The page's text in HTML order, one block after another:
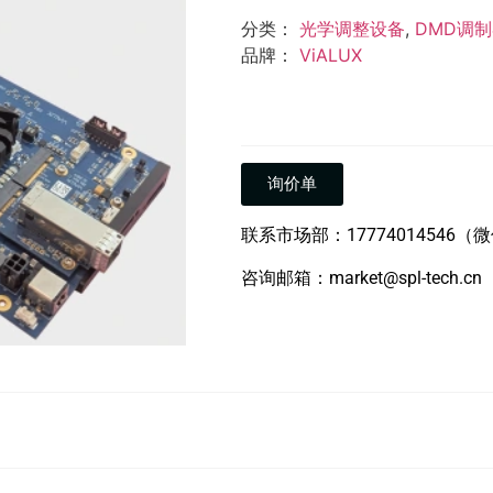
分类： 光学调整设备, DMD调
品牌： ViALUX
询价单
联系市场部：17774014546（
咨询邮箱：market@spl-tech.cn